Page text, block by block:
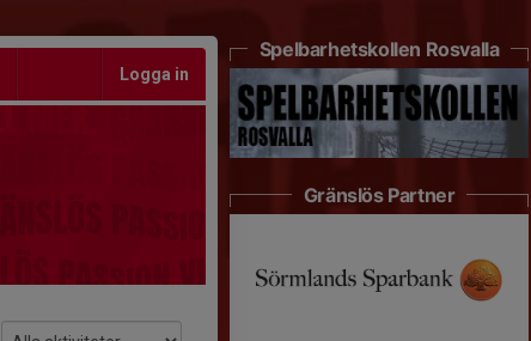
Logga in
Spelbarhetskollen Rosvalla
Gränslös Partner